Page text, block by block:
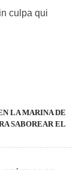
culpa qui
LA MARINA DE
SABOREAR EL